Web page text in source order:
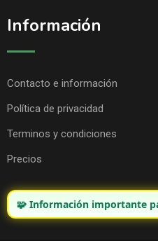
Información
Contacto e información
Política de privacidad
Terminos y condiciones
Precios
🧩 Información importante